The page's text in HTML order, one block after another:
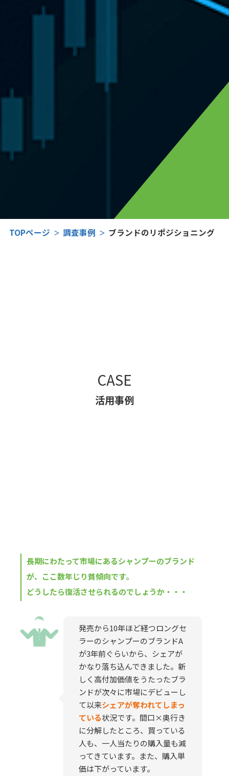
TOPページ 調査事例 ブランドのリポジショニング
CASE
活用事例
長期にわたって市場にあるシャンプーのブランド
が、ここ数年じり貧傾向です。
どうしたら復活させられるのでしょうか・・・
発売から10年ほど経つロングセ
ラーのシャンプーのブランドA
が3年前ぐらいから、シェアが
かなり落ち込んできました。新
しく高付加価値をうたったブラ
ンドが次々に市場にデビューし
て以来シェアが奪われてしまっ
ている状況です。間口×奥行き
に分解したところ、買っている
人も、一人当たりの購入量も減
ってきています。また、購入単
価は下がっています。